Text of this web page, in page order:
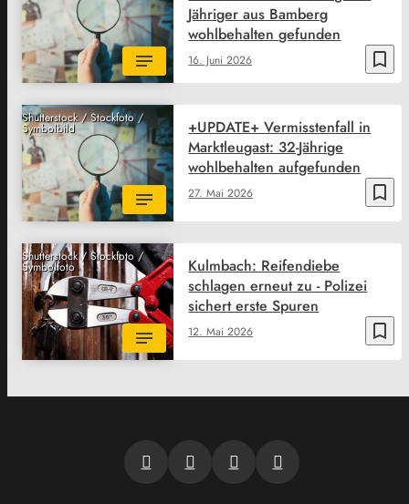
bookmark_border
16. Juni 2026
Jähriger aus Bamberg
wohlbehalten gefunden
Shutterstock / Stockfoto /
Symbolbild
bookmark_border
27. Mai 2026
+UPDATE+ Vermisstenfall in
Marktleugast: 32-Jährige
wohlbehalten aufgefunden
Shutterstock / Stockfoto /
Symbolfoto
bookmark_border
12. Mai 2026
Kulmbach: Reifendiebe
schlagen erneut zu - Polizei
sichert erste Spuren